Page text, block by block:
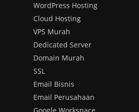
WordPress Hosting
Cloud Hosting
VPS Murah
Dedicated Server
Domain Murah
SSL
Email Bisnis
Email Perusahaan